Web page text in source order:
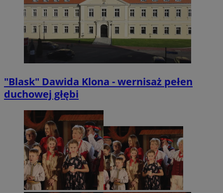
"Blask" Dawida Klona - wernisaż pełen
duchowej głębi